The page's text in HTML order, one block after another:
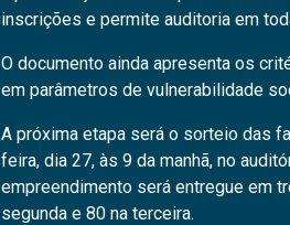
inscrições e permite auditoria em
O documento ainda apresenta os
em parâmetros de vulnerabilidade
A próxima etapa será o sorteio das
feira, dia 27, às 9 da manhã, no
empreendimento será entregue em
segunda e 80 na terceira.